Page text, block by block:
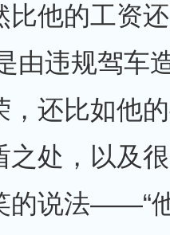
比他的工资
由违规驾车
，还比如他
之处，以及
的说法——“